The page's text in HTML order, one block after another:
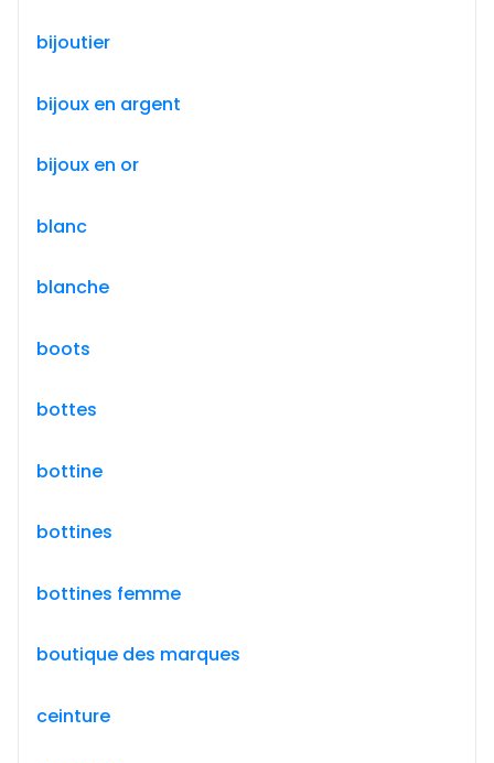
bijoutier
bijoux en argent
bijoux en or
blanc
blanche
boots
bottes
bottine
bottines
bottines femme
boutique des marques
ceinture